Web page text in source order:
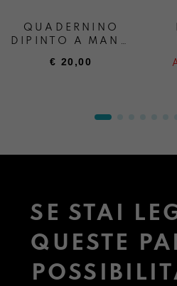
QUADERNINO
DIPINTO A MANO
SOTTOMARINA
€ 20,00
SE STAI
QUESTE